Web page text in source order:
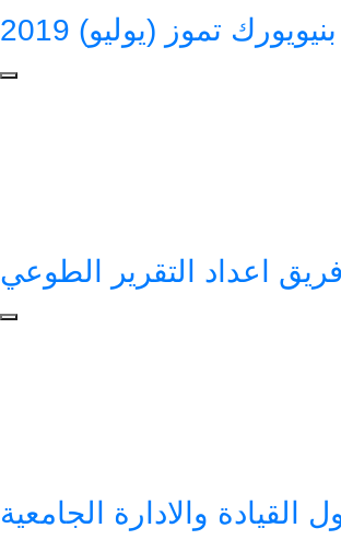
تموز (يوليو) 2019
اعداد التقرير الطوعي